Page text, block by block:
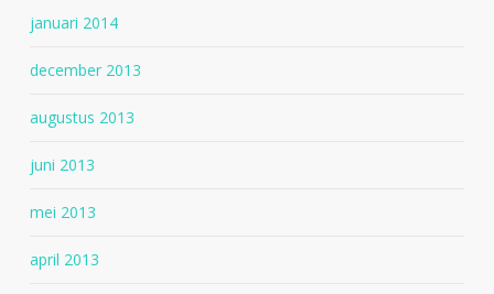
januari 2014
december 2013
augustus 2013
juni 2013
mei 2013
april 2013